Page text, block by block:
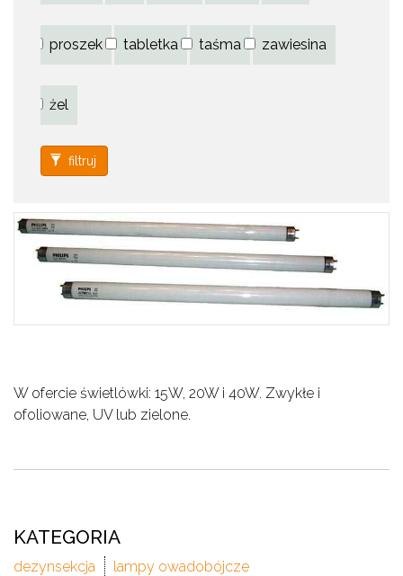
proszek tabletka taśma zawiesina
żel
filtruj
W ofercie świetlówki: 15W, 20W i 40W. Zwykłe i
ofoliowane, UV lub zielone.
KATEGORIA
dezynsekcja lampy owadobójcze